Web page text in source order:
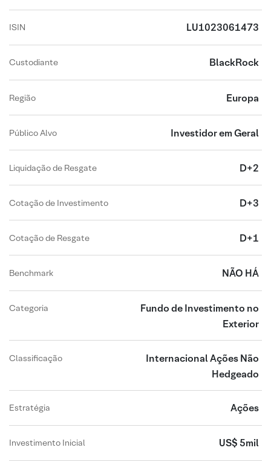
ISIN LU1023061473
Custodiante BlackRock
Região Europa
Público Alvo Investidor em Geral
Liquidação de Resgate D+2
Cotação de Investimento D+3
Cotação de Resgate D+1
Benchmark NÃO HÁ
Categoria
Fundo de Investimento no
Exterior
Classificação
Internacional Ações Não
Hedgeado
Estratégia Ações
Investimento Inicial US$ 5mil